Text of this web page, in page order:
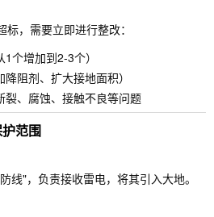
，需要立即进行整改：
个增加到2-3个）
阻剂、扩大接地面积）
裂、腐蚀、接触不良等问题
范围
线"，负责接收雷电，将其引入大地。